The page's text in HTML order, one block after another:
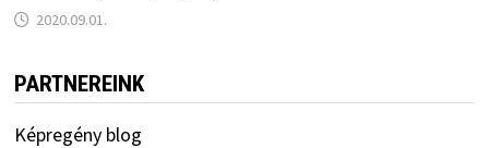
2020.09.01.
PARTNEREINK
Képregény blog